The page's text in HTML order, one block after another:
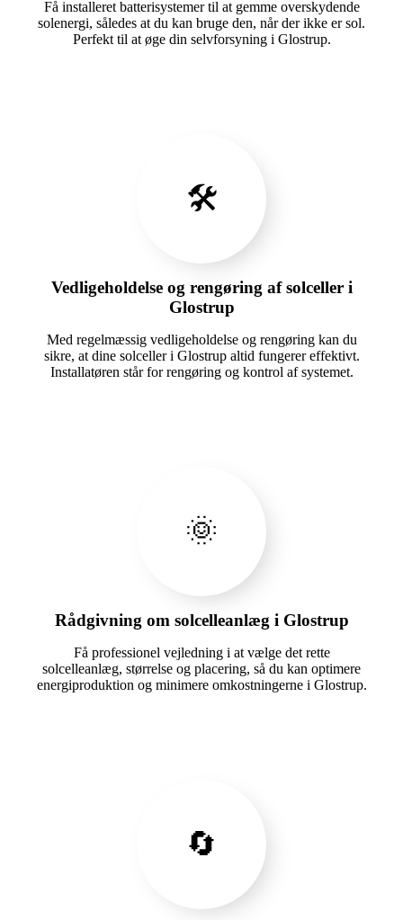
Få installeret batterisystemer til at gemme overskydende
solenergi, således at du kan bruge den, når der ikke er sol.
Perfekt til at øge din selvforsyning i Glostrup.
🛠️
Vedligeholdelse og rengøring af solceller i
Glostrup
Med regelmæssig vedligeholdelse og rengøring kan du
sikre, at dine solceller i Glostrup altid fungerer effektivt.
Installatøren står for rengøring og kontrol af systemet.
🌞
Rådgivning om solcelleanlæg i Glostrup
Få professionel vejledning i at vælge det rette
solcelleanlæg, størrelse og placering, så du kan optimere
energiproduktion og minimere omkostningerne i Glostrup.
🔄